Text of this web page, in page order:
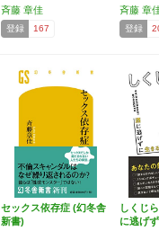
か …
斉藤 章佳
登録 167
斉藤 章
登録
セックス依存症 (幻冬舎
新書)
しくじ
に逃げ